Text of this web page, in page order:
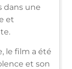
dans une
et
le film a été
et son